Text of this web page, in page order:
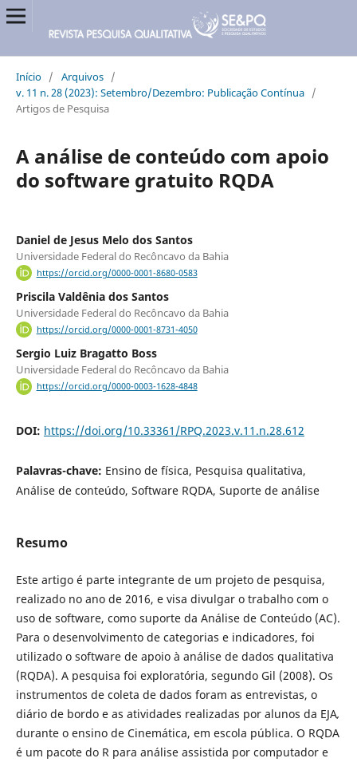
Início / Arquivos /
v. 11 n. 28 (2023): Setembro/Dezembro: Publicação Contínua /
Artigos de Pesquisa
A análise de conteúdo com apoio
do software gratuito RQDA
Daniel de Jesus Melo dos Santos
Universidade Federal do Recôncavo da Bahia
https://orcid.org/0000-0001-8680-0583
Priscila Valdênia dos Santos
Universidade Federal do Recôncavo da Bahia
https://orcid.org/0000-0001-8731-4050
Sergio Luiz Bragatto Boss
Universidade Federal do Recôncavo da Bahia
https://orcid.org/0000-0003-1628-4848
DOI: https://doi.org/10.33361/RPQ.2023.v.11.n.28.612
Palavras-chave: Ensino de física, Pesquisa qualitativa,
Análise de conteúdo, Software RQDA, Suporte de análise
Resumo
Este artigo é parte integrante de um projeto de pesquisa,
realizado no ano de 2016, e visa divulgar o trabalho com o
uso de software, como suporte da Análise de Conteúdo (AC).
Para o desenvolvimento de categorias e indicadores, foi
utilizado o software de apoio à análise de dados qualitativa
(RQDA). A pesquisa foi exploratória, segundo Gil (2008). Os
instrumentos de coleta de dados foram as entrevistas, o
diário de bordo e as atividades realizadas por alunos da EJA,
durante o ensino de Cinemática, em escola pública. O RQDA
é um pacote do R para análise assistida por computador e